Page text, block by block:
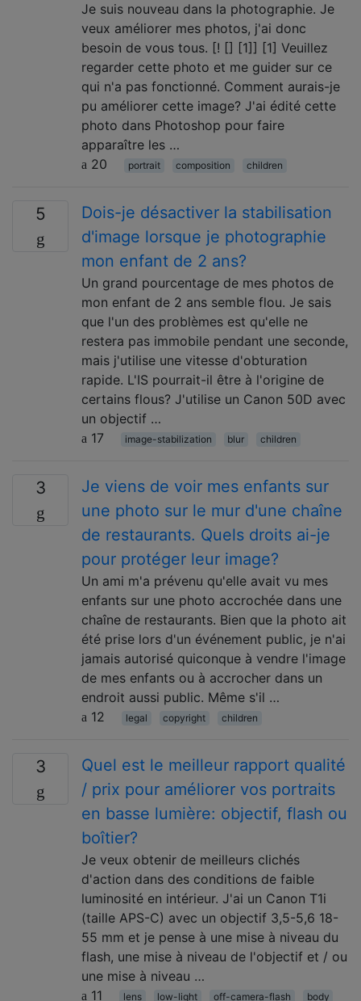
Je suis nouveau dans la photographie. Je
veux améliorer mes photos, j'ai donc
besoin de vous tous. [! [] [1]] [1] Veuillez
regarder cette photo et me guider sur ce
qui n'a pas fonctionné. Comment aurais-je
pu améliorer cette image? J'ai édité cette
photo dans Photoshop pour faire
apparaître les …
20
portrait composition children
5
Dois-je désactiver la stabilisation
d'image lorsque je photographie
mon enfant de 2 ans?
Un grand pourcentage de mes photos de
mon enfant de 2 ans semble flou. Je sais
que l'un des problèmes est qu'elle ne
restera pas immobile pendant une seconde,
mais j'utilise une vitesse d'obturation
rapide. L'IS pourrait-il être à l'origine de
certains flous? J'utilise un Canon 50D avec
un objectif …
17
image-stabilization blur children
3
Je viens de voir mes enfants sur
une photo sur le mur d'une chaîne
de restaurants. Quels droits ai-je
pour protéger leur image?
Un ami m'a prévenu qu'elle avait vu mes
enfants sur une photo accrochée dans une
chaîne de restaurants. Bien que la photo ait
été prise lors d'un événement public, je n'ai
jamais autorisé quiconque à vendre l'image
de mes enfants ou à accrocher dans un
endroit aussi public. Même s'il …
12
legal copyright children
3
Quel est le meilleur rapport qualité
/ prix pour améliorer vos portraits
en basse lumière: objectif, flash ou
boîtier?
Je veux obtenir de meilleurs clichés
d'action dans des conditions de faible
luminosité en intérieur. J'ai un Canon T1i
(taille APS-C) avec un objectif 3,5-5,6 18-
55 mm et je pense à une mise à niveau du
flash, une mise à niveau de l'objectif et / ou
une mise à niveau …
11
lens low-light off-camera-flash body